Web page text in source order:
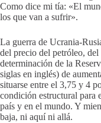
Como dice mi tía: «El
los que van a sufrir».
La guerra de Ucrania-
del precio del petróleo, del
determinación de la
siglas en inglés) de
situarse entre el 3,75 y 4
condición estructural para
país y en el mundo. Y
baja, ni aquí ni allá.